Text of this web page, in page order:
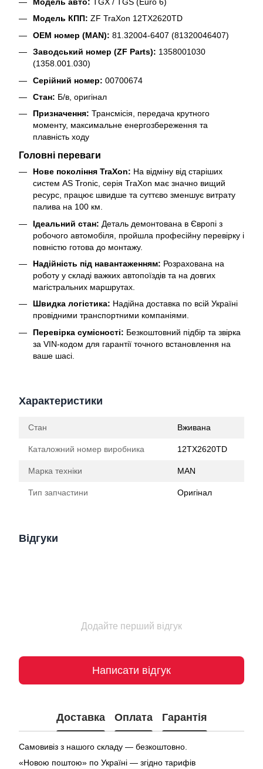
Модель КПП: ZF TraXon 12TX2620TD
OEM номер (MAN): 81.32004-6407 (81320046407)
Заводський номер (ZF Parts): 1358001030
(1358.001.030)
Серійний номер: 00700674
Стан: Б/в, оригінал
Призначення: Трансмісія, передача крутного
моменту, максимальне енергозбереження та
плавність ходу
Головні переваги
Нове покоління TraXon: На відміну від старіших
систем AS Tronic, серія TraXon має значно вищий
ресурс, працює швидше та суттєво зменшує витрату
палива на 100 км.
Ідеальний стан: Деталь демонтована в Європі з
робочого автомобіля, пройшла професійну перевірку і
повністю готова до монтажу.
Надійність під навантаженням: Розрахована на
роботу у складі важких автопоїздів та на довгих
магістральних маршрутах.
Швидка логістика: Надійна доставка по всій Україні
провідними транспортними компаніями.
Перевірка сумісності: Безкоштовний підбір та звірка
за VIN-кодом для гарантії точного встановлення на
ваше шасі.
Характеристики
Стан Вживана
Каталожний номер виробника 12TX2620TD
Марка техніки MAN
Тип запчастини Оригінал
Відгуки
Додайте перший відгук
Написати відгук
Доставка Оплата Гарантія
Самовивіз з нашого складу — безкоштовно.
«Новою поштою» по Україні — згідно тарифів